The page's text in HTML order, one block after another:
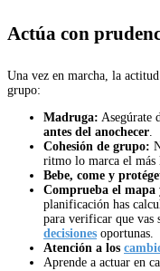
Actúa con
Una vez en marcha, la
grupo:
Madruga: Asegúrate
antes del anochecer.
Cohesión de grupo:
ritmo lo marca el más
Bebe, come y
Comprueba el mapa
planificación has
para verificar que vas
decisiones oportunas.
Atención a los
Aprende a actuar en